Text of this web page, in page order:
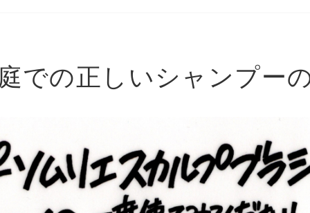
での正しいシャンプー